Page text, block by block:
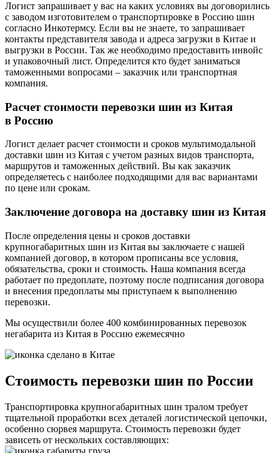
Логист запрашивает у вас на каких условиях вы договорились
с заводом изготовителем о транспортировке в Россию шин
согласно Инкотермсу. Если вы не знаете, то запрашивает
контакты представителя завода и адреса загрузки в Китае и
выгрузки в России. Так же необходимо предоставить инвойс
и упаковочный лист. Определится кто будет заниматься
таможенными вопросами – заказчик или транспортная
компания.
Расчет стоимости перевозки шин из Китая
в Россию
Логист делает расчет стоимости и сроков мультимодальной
доставки шин из Китая с учетом разных видов транспорта,
маршрутов и таможенных действий. Вы как заказчик
определяетесь с наиболее подходящими для вас вариантами
по цене или срокам.
Заключение договора на доставку шин из Китая
После определения цены и сроков доставки
крупногабаритных шин из Китая вы заключаете с нашей
компанией договор, в котором прописаны все условия,
обязательства, сроки и стоимость. Наша компания всегда
работает по предоплате, поэтому после подписания договора
и внесения предоплаты мы приступаем к выполнению
перевозки.
Мы осуществили более 400 комбинированных перевозок
негабарита из Китая в Россию ежемесячно
Стоимость перевозки шин по России
Транспортировка крупногабаритных шин тралом требует
тщательной проработки всех деталей логистической цепочки,
особенно сюрвея маршрута. Стоимость перевозки будет
зависеть от нескольких составляющих: